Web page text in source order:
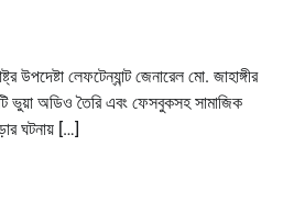
উপদেষ্টা লেফটেন্যান্ট জেনারেল মো. জাহাঙ্গীর
অডিও তৈরি এবং ফেসবুকসহ সামাজিক
ঘটনায় […]